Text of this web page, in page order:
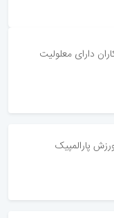
دارای معلولیت
پارالمپیک